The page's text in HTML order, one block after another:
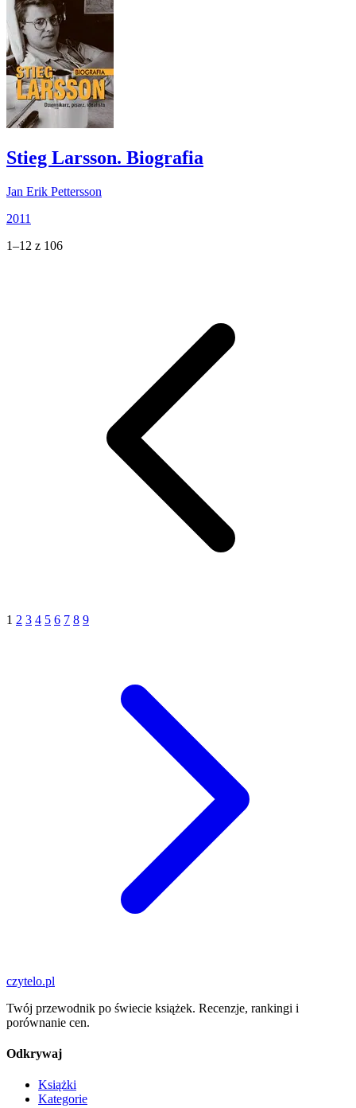
Stieg Larsson. Biografia
Jan Erik Pettersson
2011
1–12 z 106
1 2 3 4 5 6 7 8 9
czytelo.pl
Twój przewodnik po świecie książek. Recenzje, rankingi i
porównanie cen.
Odkrywaj
Książki
Kategorie